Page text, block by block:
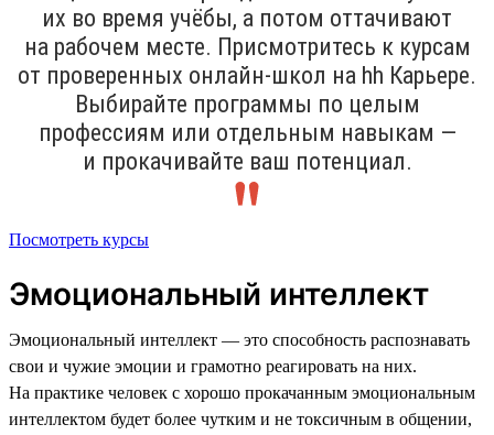
их во время учёбы, а потом оттачивают
на рабочем месте. Присмотритесь к курсам
от проверенных онлайн-школ на hh Карьере.
Выбирайте программы по целым
профессиям или отдельным навыкам —
и прокачивайте ваш потенциал.
Посмотреть курсы
Эмоциональный интеллект
Эмоциональный интеллект — это способность распознавать
свои и чужие эмоции и грамотно реагировать на них.
На практике человек с хорошо прокачанным эмоциональным
интеллектом будет более чутким и не токсичным в общении,